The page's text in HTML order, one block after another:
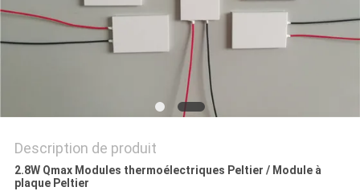
PRIVACY
Description de produit
2.8W Qmax Modules thermoélectriques Peltier / Module à
plaque Peltier